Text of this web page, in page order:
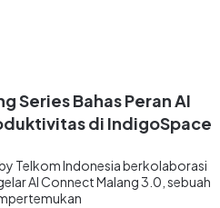
Series Bahas Peran AI
di IndigoSpace
Telkom Indonesia berkolaborasi
AI Connect Malang 3.0, sebuah